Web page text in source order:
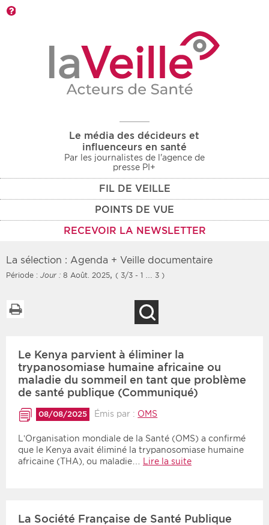
Le média des décideurs et
influenceurs en santé
Par les journalistes de l'agence de
presse PI+
FIL DE VEILLE
POINTS DE VUE
RECEVOIR LA NEWSLETTER
Rendez-vous des 7
prochains jours
Communiqués des 10
derniers jours
Recherche par mots clés
Type d'information
Rendez-vous
Communiqués
Les deux
Secteur Zone géographique
La sélection : Agenda + Veille documentaire
Période : Jour : 8 Août. 2025, ( 3/3 - 1 … 3 )
Le Kenya parvient à éliminer la
trypanosomiase humaine africaine ou
maladie du sommeil en tant que problème
de santé publique (Communiqué)
08/08/2025 Émis par : OMS
L’Organisation mondiale de la Santé (OMS) a confirmé
que le Kenya avait éliminé la trypanosomiase humaine
africaine (THA), ou maladie…
Lire la suite
La Société Française de Santé Publique